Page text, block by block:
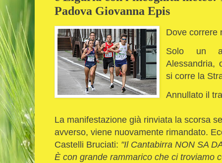
Padova Giovanna Epis
Dove correre
Solo un
Alessandria,
si corre la
Annullato il
La manifestazione già rinviata la scorsa
avverso, viene nuovamente rimandato.
Castelli Bruciati: "Il Cantabirra NON SA
È con grande rammarico che ci troviamo